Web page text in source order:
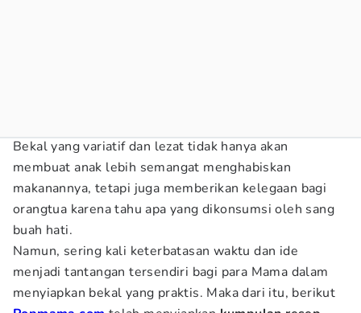
Bekal yang variatif dan lezat tidak hanya akan
membuat anak lebih semangat menghabiskan
makanannya, tetapi juga memberikan kelegaan bagi
orangtua karena tahu apa yang dikonsumsi oleh sang
buah hati.
Namun, sering kali keterbatasan waktu dan ide
menjadi tantangan tersendiri bagi para Mama dalam
menyiapkan bekal yang praktis. Maka dari itu, berikut